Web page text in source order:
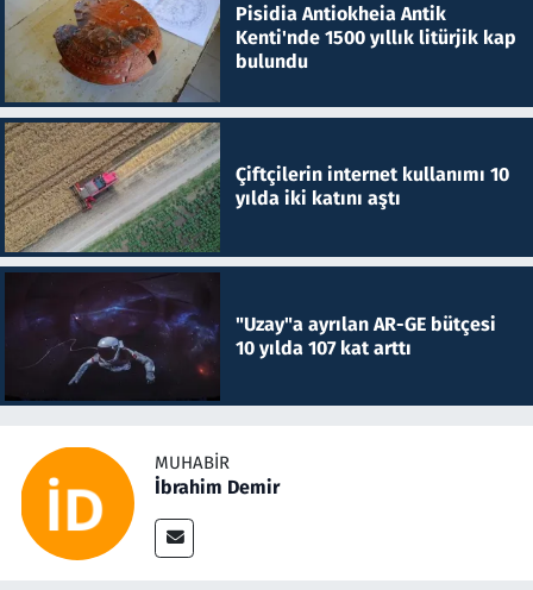
Pisidia Antiokheia Antik
Kenti'nde 1500 yıllık litürjik kap
bulundu
Çiftçilerin internet kullanımı 10
yılda iki katını aştı
"Uzay"a ayrılan AR-GE bütçesi
10 yılda 107 kat arttı
MUHABIR
İbrahim Demir